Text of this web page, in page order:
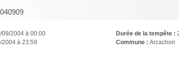
09/2004 à 00:00
2004 à 23:59
Durée de la tempête :
Commune : Arcachon